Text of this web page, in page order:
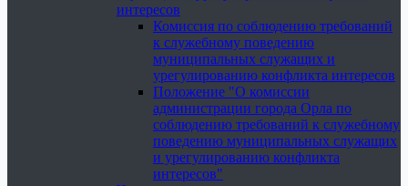
интересов
Комиссия по соблюдению требований
к служебному поведению
муниципальных служащих и
урегулированию конфликта интересов
Положение "О комиссии
администрации города Орла по
соблюдению требований к служебному
поведению муниципальных служащих
и урегулированию конфликта
интересов"